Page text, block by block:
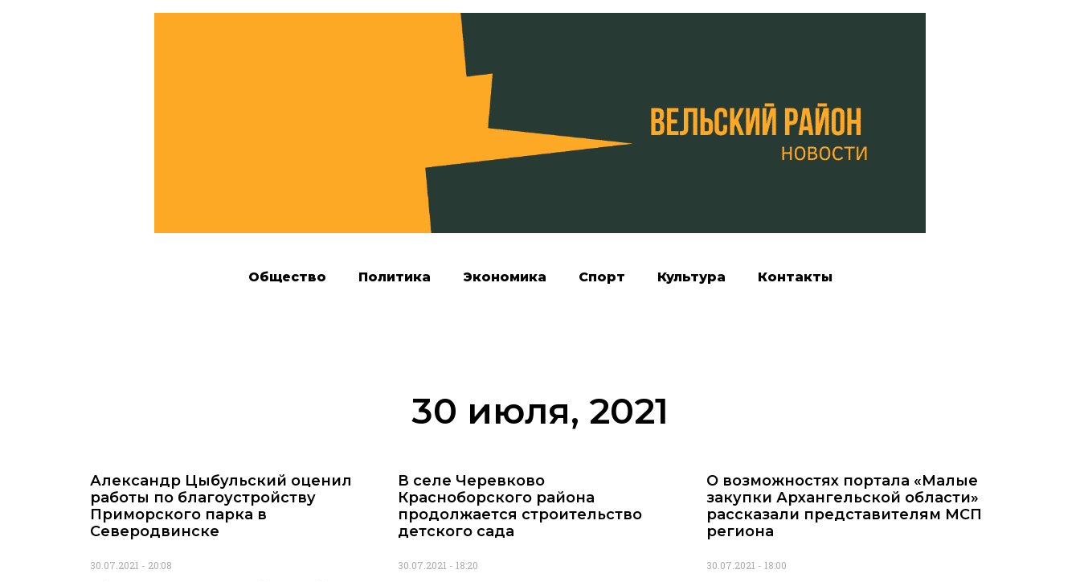
Общество Политика Экономика Спорт Культура Контакты
30 июля, 2021
Александр Цыбульский оценил
работы по благоустройству
Приморского парка в
Северодвинске
30.07.2021 20:08
В селе Черевково
Красноборского района
продолжается строительство
детского сада
30.07.2021 18:20
О возможностях портала «Малые
закупки Архангельской области»
рассказали представителям МСП
региона
30.07.2021 18:00